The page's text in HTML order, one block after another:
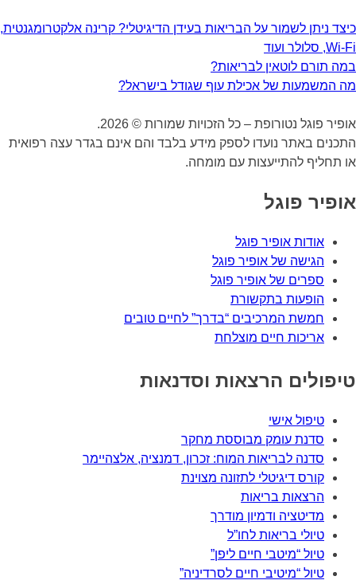
כיצד ניתן לשמור על הבריאות בעידן הדיגיטלי? קרינה אלקטרומגנטית,
Wi-Fi, סלולר ועוד
במה תורם לוטאין לבריאות?
מה המשמעות של אכילת עוף שגודל בישראל?
אופיר פוגל נטורופת – כל הזכויות שמורות © 2026.
התכנים באתר נועדו לספק מידע בלבד והם אינם בגדר עצה רפואית
או תחליף להתייעצות עם מומחה.
אופיר פוגל
אודות אופיר פוגל
הגישה של אופיר פוגל
ספרים של אופיר פוגל
הופעות בתקשורת
חמשת המרכיבים “בדרך” לחיים טובים
אריכות חיים מוצלחת
טיפולים הרצאות וסדנאות
טיפול אישי
סדנת עומק מבוססת מחקר
סדנה לבריאות המוח: זכרון, דמנציה, אלצהיימר
קורס דיגיטלי לתזונה מצוינת
הרצאות בריאות
מדיטציה ודמיון מודרך
טיולי בריאות לחו”ל
טיול “מיטבי חיים ליפן”
טיול “מיטיבי חיים לסרדיניה”